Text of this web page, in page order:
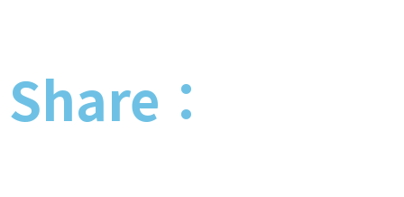
Share：